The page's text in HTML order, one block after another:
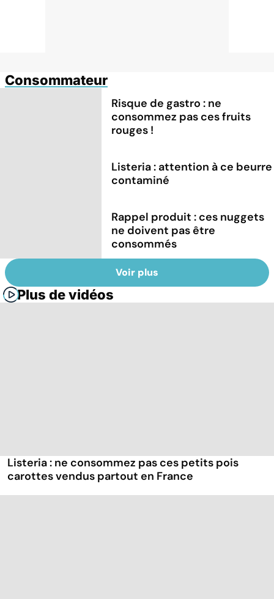
Consommateur
Risque de gastro : ne
consommez pas ces fruits
rouges !
Listeria : attention à ce beurre
contaminé
Rappel produit : ces nuggets
ne doivent pas être
consommés
Voir plus
Plus de vidéos
Listeria : ne consommez pas ces petits pois
carottes vendus partout en France